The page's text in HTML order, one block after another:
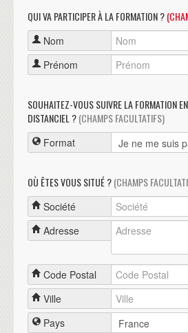
QUI VA PARTICIPER À LA FORMATION ?
Nom
Prénom
SOUHAITEZ-VOUS SUIVRE LA FORMATION
DISTANCIEL ?(CHAMPS FACULTATIFS)
Format
OÙ ÊTES VOUS SITUÉ ?(CHAMPS
Société
Adresse
Code Postal
Ville
Pays